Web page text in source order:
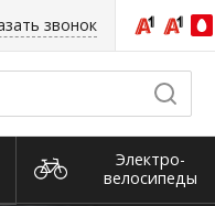
звонок
Электро­
велосипеды
Снегоуборочная